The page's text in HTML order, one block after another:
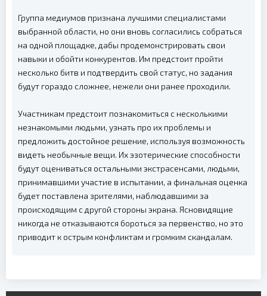
Группа медиумов признана лучшими специалистами
выбранной области, но они вновь согласились собраться
на одной площадке, дабы продемонстрировать свои
навыки и обойти конкурентов. Им предстоит пройти
несколько битв и подтвердить свой статус, но задания
будут гораздо сложнее, нежели они ранее проходили.
Участникам предстоит познакомиться с несколькими
незнакомыми людьми, узнать про их проблемы и
предложить достойное решение, используя возможность
видеть необычные вещи. Их эзотерические способности
будут оцениваться остальными экстрасенсами, людьми,
принимавшими участие в испытании, а финальная оценка
будет поставлена зрителями, наблюдавшими за
происходящим с другой стороны экрана. Ясновидящие
никогда не отказываются бороться за первенство, но это
приводит к острым конфликтам и громким скандалам.